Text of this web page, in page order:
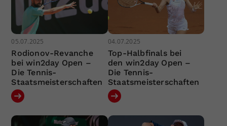
05.07.2025
Rodionov-Revanche
bei win2day Open –
Die Tennis-
Staatsmeisterschaften
04.07.2025
Top-Halbfinals bei
den win2day Open –
Die Tennis-
Staatsmeisterschaften